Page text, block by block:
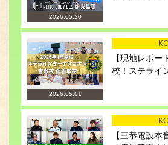
2026.05.20
2026.05.01
【現地レポー
校！ステライ
【三恭電設本